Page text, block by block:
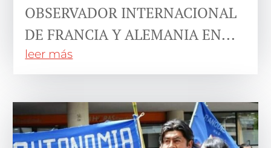
OBSERVADOR INTERNACIONAL
DE FRANCIA Y ALEMANIA EN...
leer más